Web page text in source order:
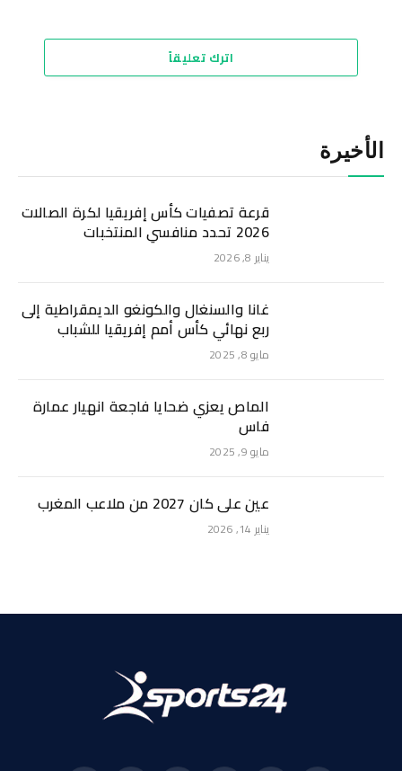
اترك تعليقاً
الأخيرة
قرعة تصفيات كأس إفريقيا لكرة الصالات
2026 تحدد منافسي المنتخبات
يناير 8, 2026
غانا والسنغال والكونغو الديمقراطية إلى
ربع نهائي كأس أمم إفريقيا للشباب
مايو 8, 2025
الماص يعزي ضحايا فاجعة انهيار عمارة
فاس
مايو 9, 2025
عين على كان 2027 من ملاعب المغرب
يناير 14, 2026